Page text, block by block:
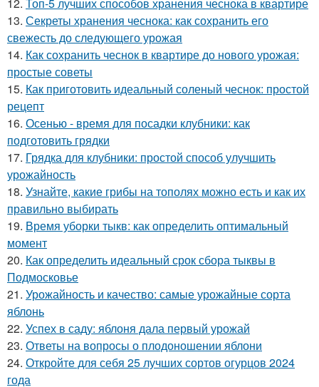
12. Топ-5 лучших способов хранения чеснока в квартире
13. Секреты хранения чеснока: как сохранить его
свежесть до следующего урожая
14. Как сохранить чеснок в квартире до нового урожая:
простые советы
15. Как приготовить идеальный соленый чеснок: простой
рецепт
16. Осенью - время для посадки клубники: как
подготовить грядки
17. Грядка для клубники: простой способ улучшить
урожайность
18. Узнайте, какие грибы на тополях можно есть и как их
правильно выбирать
19. Время уборки тыкв: как определить оптимальный
момент
20. Как определить идеальный срок сбора тыквы в
Подмосковье
21. Урожайность и качество: самые урожайные сорта
яблонь
22. Успех в саду: яблоня дала первый урожай
23. Ответы на вопросы о плодоношении яблони
24. Откройте для себя 25 лучших сортов огурцов 2024
года